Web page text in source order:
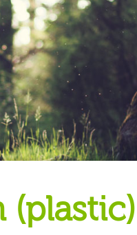
(plastic)